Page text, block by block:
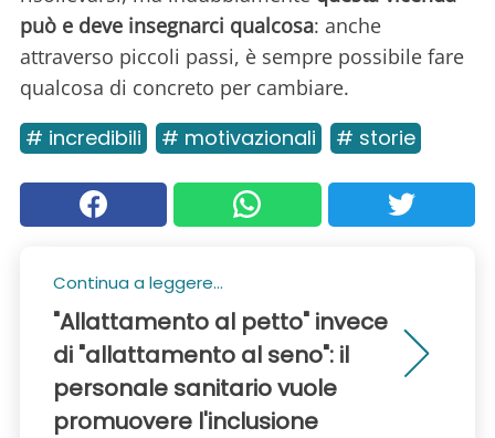
può e deve insegnarci qualcosa: anche
attraverso piccoli passi, è sempre possibile fare
qualcosa di concreto per cambiare.
# incredibili # motivazionali # storie
Continua a leggere...
"Allattamento al petto" invece
di "allattamento al seno": il
personale sanitario vuole
promuovere l'inclusione